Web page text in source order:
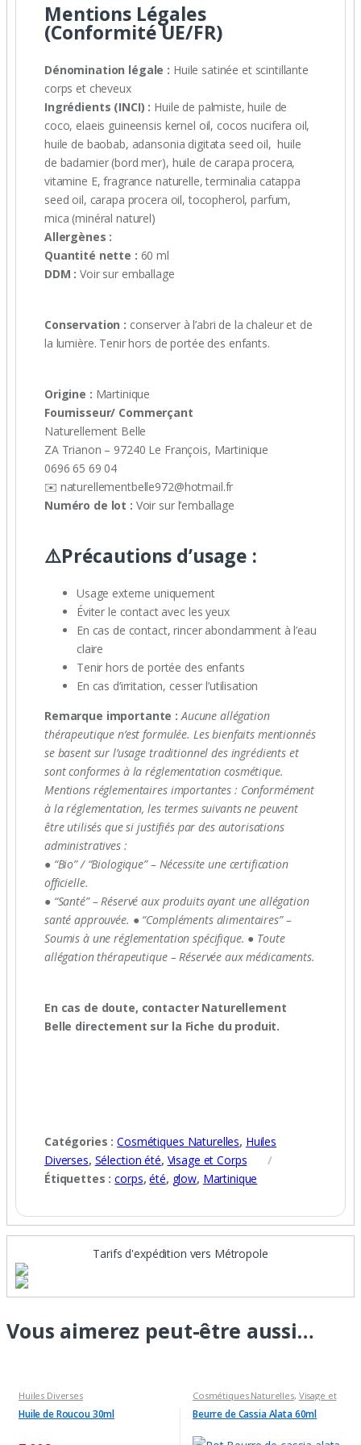
Mentions Légales
(Conformité UE/FR)
Dénomination légale : Huile satinée et scintillante
corps et cheveux
Ingrédients (INCI) : Huile de palmiste, huile de
coco, elaeis guineensis kernel oil, cocos nucifera oil,
huile de baobab, adansonia digitata seed oil, huile
de badamier (bord mer), huile de carapa procera,
vitamine E, fragrance naturelle, terminalia catappa
seed oil, carapa procera oil, tocopherol, parfum,
mica (minéral naturel)
Allergènes :
Quantité nette : 60 ml
DDM : Voir sur emballage
Conservation : conserver à l’abri de la chaleur et de
la lumière. Tenir hors de portée des enfants.
Origine : Martinique
Fournisseur/ Commerçant
Naturellement Belle
ZA Trianon – 97240 Le François, Martinique
0696 65 69 04
✉️ naturellementbelle972@hotmail.fr
Numéro de lot : Voir sur l’emballage
⚠️Précautions d’usage :
Usage externe uniquement
Éviter le contact avec les yeux
En cas de contact, rincer abondamment à l’eau
claire
Tenir hors de portée des enfants
En cas d’irritation, cesser l’utilisation
Remarque importante : Aucune allégation
thérapeutique n’est formulée. Les bienfaits mentionnés
se basent sur l’usage traditionnel des ingrédients et
sont conformes à la réglementation cosmétique.
Mentions réglementaires importantes : Conformément
à la réglementation, les termes suivants ne peuvent
être utilisés que si justifiés par des autorisations
administratives :
● “Bio” / “Biologique” – Nécessite une certification
officielle.
● “Santé” – Réservé aux produits ayant une allégation
santé approuvée. ● “Compléments alimentaires” –
Soumis à une réglementation spécifique. ● Toute
allégation thérapeutique – Réservée aux médicaments.
En cas de doute, contacter Naturellement
Belle directement sur la Fiche du produit.
Catégories :Cosmétiques Naturelles, Huiles
Diverses, Sélection été, Visage et Corps
Étiquettes :corps,été, glow, Martinique
Tarifs d'expédition vers Métropole
Vous aimerez peut-être aussi…
Huiles Diverses
Huile de Roucou 30ml
Cosmétiques Naturelles, Visage et
Corps
Beurre de Cassia Alata 60ml